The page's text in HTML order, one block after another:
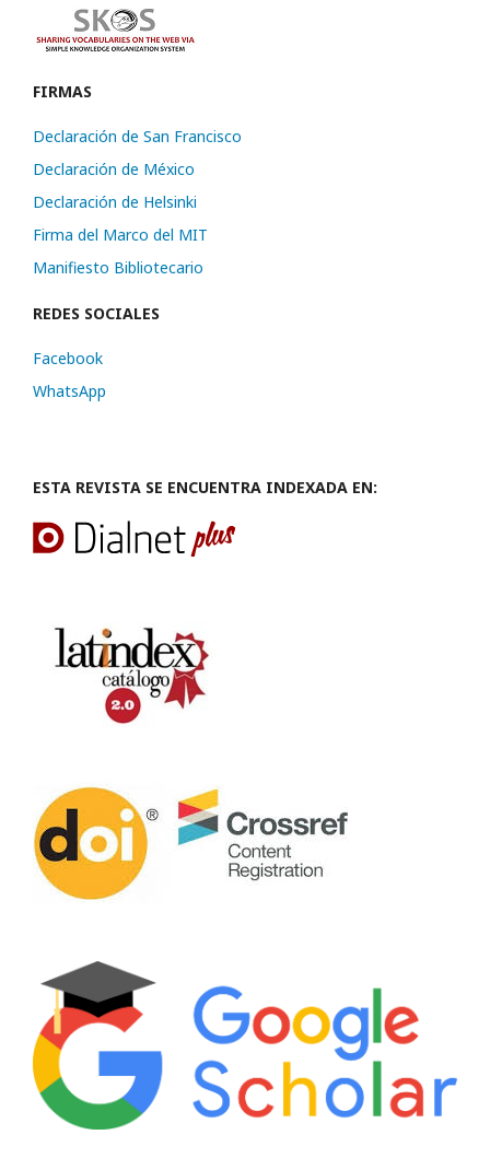
FIRMAS
Declaración de San Francisco
Declaración de México
Declaración de Helsinki
Firma del Marco del MIT
Manifiesto Bibliotecario
REDES SOCIALES
Facebook
WhatsApp
ESTA REVISTA SE ENCUENTRA INDEXADA EN: